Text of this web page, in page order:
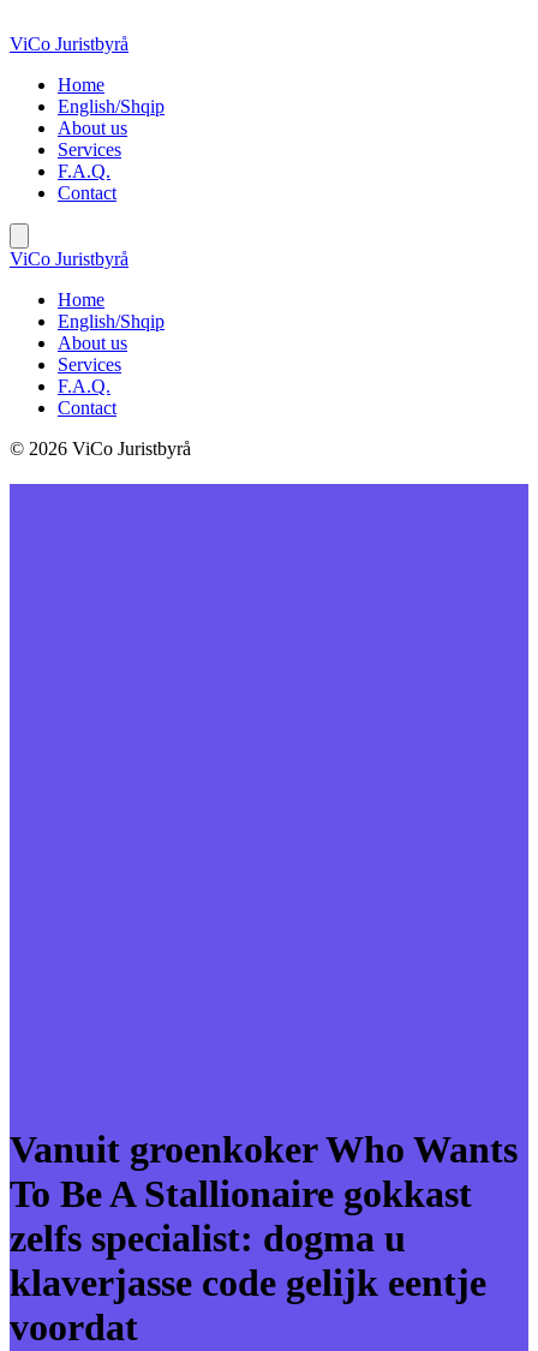
to
ViCo Juristbyrå
Home
English/Shqip
About us
Services
F.A.Q.
Contact
ViCo Juristbyrå
Home
English/Shqip
About us
Services
F.A.Q.
Contact
© 2026 ViCo Juristbyrå
Vanuit groenkoker Who Wants
To Be A Stallionaire gokkast
zelfs specialist: dogma u
klaverjasse code gelijk eentje
voordat